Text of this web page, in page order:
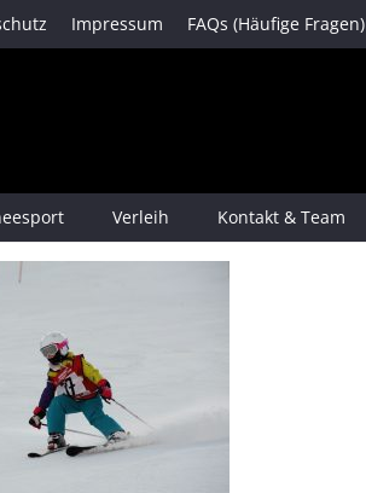
Impressum FAQs (Häufige Fragen)
Verleih Kontakt & Team